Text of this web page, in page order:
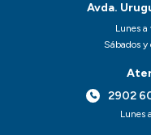
Avda.
Lunes
Sábados
2902
Lunes